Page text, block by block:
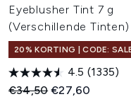
Eyeblusher Tint 7 g
(Verschillende Tinten)
20% KORTING | CODE:
4.5 (1335)
Recommended Retail
€34,50Huidige prijs:
€27,60